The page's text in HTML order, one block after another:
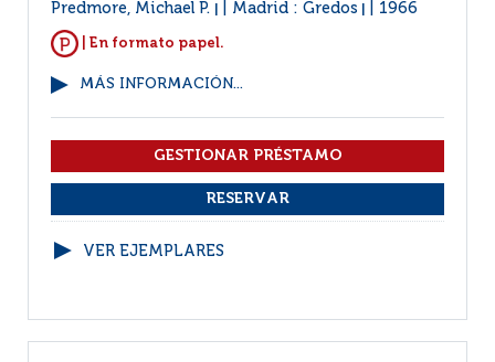
Predmore, Michael P. Madrid : Gredos 1966
| En formato papel.
MÁS INFORMACIÓN...
VER EJEMPLARES